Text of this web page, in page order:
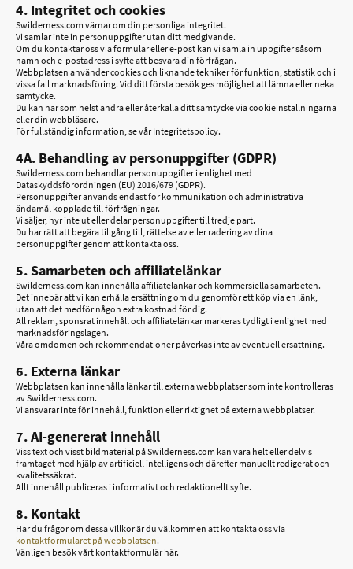
4. Integritet och cookies
Swilderness.com värnar om din personliga integritet.
Vi samlar inte in personuppgifter utan ditt medgivande.
Om du kontaktar oss via formulär eller e-post kan vi samla in uppgifter såsom
namn och e-postadress i syfte att besvara din förfrågan.
Webbplatsen använder cookies och liknande tekniker för funktion, statistik och i
vissa fall marknadsföring. Vid ditt första besök ges möjlighet att lämna eller neka
samtycke.
Du kan när som helst ändra eller återkalla ditt samtycke via cookieinställningarna
eller din webbläsare.
För fullständig information, se vår Integritetspolicy.
4A. Behandling av personuppgifter (GDPR)
Swilderness.com behandlar personuppgifter i enlighet med
Dataskyddsförordningen (EU) 2016/679 (GDPR).
Personuppgifter används endast för kommunikation och administrativa
ändamål kopplade till förfrågningar.
Vi säljer, hyr inte ut eller delar personuppgifter till tredje part.
Du har rätt att begära tillgång till, rättelse av eller radering av dina
personuppgifter genom att kontakta oss.
5. Samarbeten och affiliatelänkar
Swilderness.com kan innehålla affiliatelänkar och kommersiella samarbeten.
Det innebär att vi kan erhålla ersättning om du genomför ett köp via en länk,
utan att det medför någon extra kostnad för dig.
All reklam, sponsrat innehåll och affiliatelänkar markeras tydligt i enlighet med
marknadsföringslagen.
Våra omdömen och rekommendationer påverkas inte av eventuell ersättning.
6. Externa länkar
Webbplatsen kan innehålla länkar till externa webbplatser som inte kontrolleras
av Swilderness.com.
Vi ansvarar inte för innehåll, funktion eller riktighet på externa webbplatser.
7. AI-genererat innehåll
Viss text och visst bildmaterial på Swilderness.com kan vara helt eller delvis
framtaget med hjälp av artificiell intelligens och därefter manuellt redigerat och
kvalitetssäkrat.
Allt innehåll publiceras i informativt och redaktionellt syfte.
8. Kontakt
Har du frågor om dessa villkor är du välkommen att kontakta oss via
kontaktformuläret på webbplatsen.
Vänligen besök vårt kontaktformulär här.